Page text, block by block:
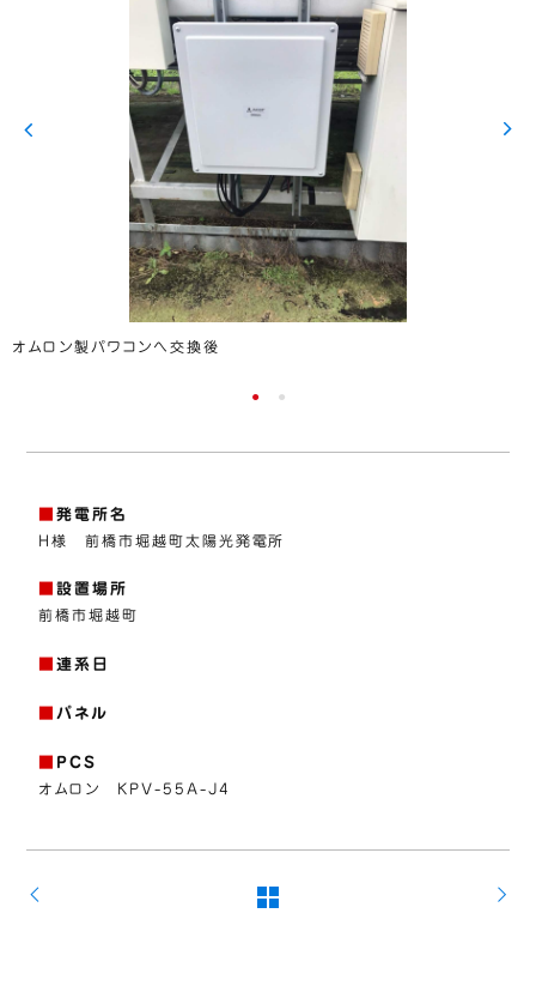
オムロン製パワコンへ交換後
■発電所名
H様 前橋市堀越町太陽光発電所
■設置場所
前橋市堀越町
■連系日
■パネル
PCS
オムロン KPV-55A-J4